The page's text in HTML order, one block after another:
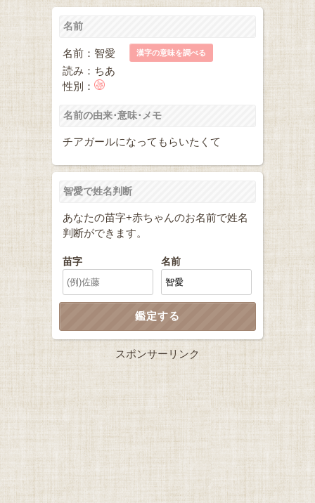
名前
名前：智愛 漢字の意味を調べる
読み：ちあ
性別：
名前の由来･意味･メモ
チアガールになってもらいたくて
智愛で姓名判断
あなたの苗字+赤ちゃんのお名前で姓名
判断ができます。
苗字 名前
スポンサーリンク